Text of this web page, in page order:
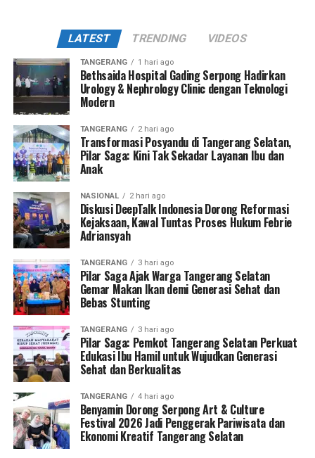
LATEST TRENDING VIDEOS
TANGERANG 1 hari ago
Bethsaida Hospital Gading Serpong Hadirkan
Urology & Nephrology Clinic dengan Teknologi
Modern
TANGERANG 2 hari ago
Transformasi Posyandu di Tangerang Selatan,
Pilar Saga: Kini Tak Sekadar Layanan Ibu dan
Anak
NASIONAL 2 hari ago
Diskusi DeepTalk Indonesia Dorong Reformasi
Kejaksaan, Kawal Tuntas Proses Hukum Febrie
Adriansyah
TANGERANG 3 hari ago
Pilar Saga Ajak Warga Tangerang Selatan
Gemar Makan Ikan demi Generasi Sehat dan
Bebas Stunting
TANGERANG 3 hari ago
Pilar Saga: Pemkot Tangerang Selatan Perkuat
Edukasi Ibu Hamil untuk Wujudkan Generasi
Sehat dan Berkualitas
TANGERANG 4 hari ago
Benyamin Dorong Serpong Art & Culture
Festival 2026 Jadi Penggerak Pariwisata dan
Ekonomi Kreatif Tangerang Selatan